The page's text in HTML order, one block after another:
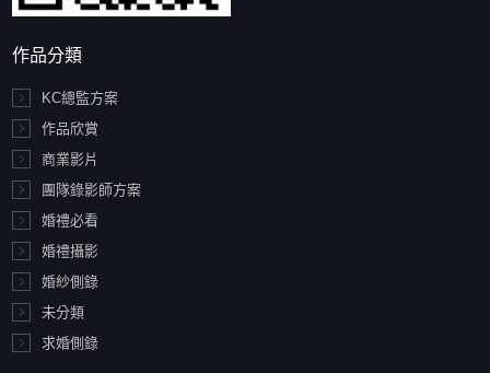
作品分類
KC總監方案
作品欣賞
商業影片
團隊錄影師方案
婚禮必看
婚禮攝影
婚紗側錄
未分類
求婚側錄